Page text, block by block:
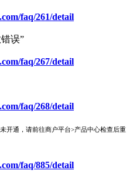
faq/261/detail​
误”
faq/267/detail
faq/268/detail
开通，请前往商户平台>产品中心检查后重
faq/885/detail